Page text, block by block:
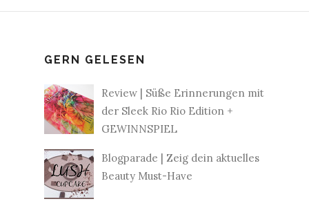
GERN GELESEN
Review | Süße Erinnerungen mit
der Sleek Rio Rio Edition +
GEWINNSPIEL
Blogparade | Zeig dein aktuelles
Beauty Must-Have